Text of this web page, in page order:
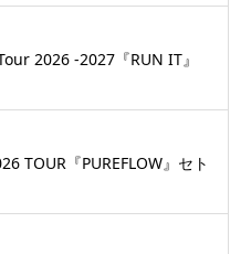
2026 -2027『RUN IT』
TOUR『PUREFLOW』セト